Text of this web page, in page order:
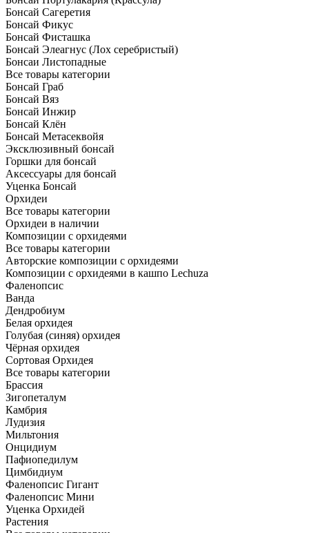
Бонсай Сагеретия
Бонсай Фикус
Бонсай Фисташка
Бонсай Элеагнус (Лох серебристый)
Бонсаи Листопадные
Все товары категории
Бонсай Граб
Бонсай Вяз
Бонсай Инжир
Бонсай Клён
Бонсай Метасеквойя
Эксклюзивный бонсай
Горшки для бонсай
Аксессуары для бонсай
Уценка Бонсай
Орхидеи
Все товары категории
Орхидеи в наличии
Композиции с орхидеями
Все товары категории
Авторские композиции с орхидеями
Композиции с орхидеями в кашпо Lechuza
Фаленопсис
Ванда
Дендробиум
Белая орхидея
Голубая (синяя) орхидея
Чёрная орхидея
Сортовая Орхидея
Все товары категории
Брассия
Зигопеталум
Камбрия
Лудизия
Мильтония
Онцидиум
Пафиопедилум
Цимбидиум
Фаленопсис Гигант
Фаленопсис Мини
Уценка Орхидей
Растения